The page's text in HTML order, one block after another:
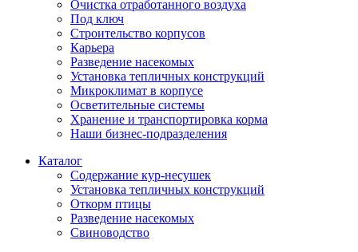
Очистка отработанного воздуха
Под ключ
Строительство корпусов
Карьера
Разведение насекомых
Установка тепличных конструкций
Микроклимат в корпусе
Осветительные системы
Хранение и транспортировка корма
Наши бизнес-подразделения
Каталог
Содержание кур-несушек
Установка тепличных конструкций
Откорм птицы
Разведение насекомых
Свиноводство